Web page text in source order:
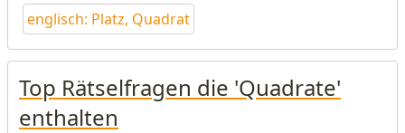
englisch: Platz, Quadrat
Top Rätselfragen die 'Quadrate'
enthalten